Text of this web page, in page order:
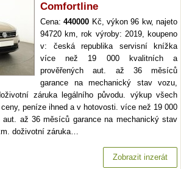
Comfortline
Cena:440000 Kč, výkon 96 kw, najeto
94720 km, rok výroby: 2019, koupeno
v: česká republika servisní knížka
více než 19 000 kvalitních a
prověřených aut. až 36 měsíců
garance na mechanický stav vozu,
záruka legálního původu. výkup všech
peníze ihned a v hotovosti. více než 19 000
aut. až 36 měsíců garance na mechanický stav
doživotní záruka…
Zobrazit inzerát